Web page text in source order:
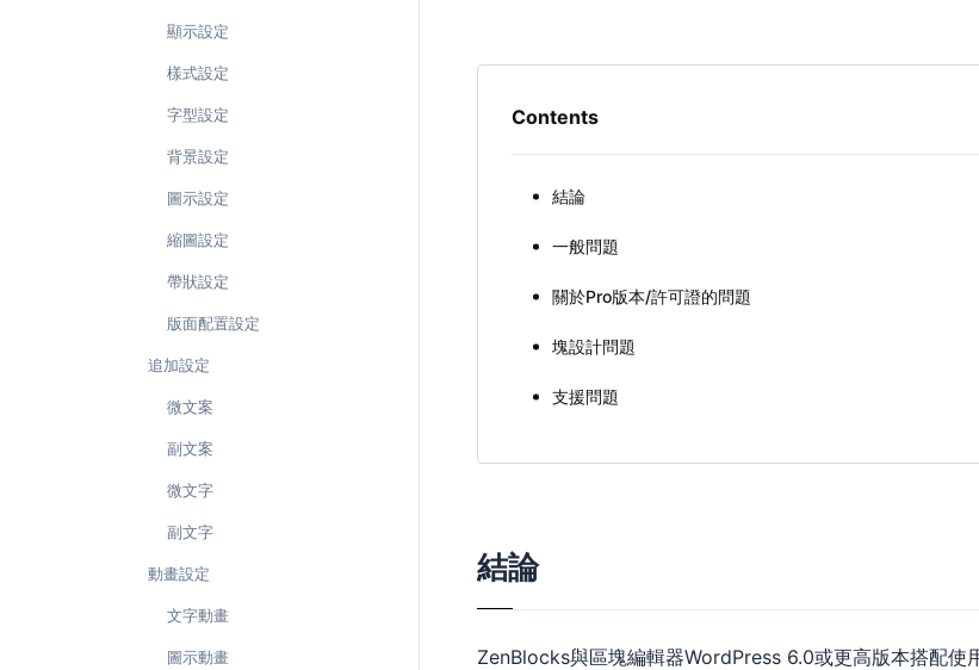
顯示設定
樣式設定
字型設定
背景設定
圖示設定
縮圖設定
帶狀設定
版面配置設定
追加設定
微文案
副文案
微文字
副文字
動畫設定
文字動畫
圖示動畫
Contents
結論
一般問題
關於Pro版本/許可證的問題
塊設計問題
支援問題
結論
ZenBlocks與區塊編輯器WordPress 6.0或更高版本搭配